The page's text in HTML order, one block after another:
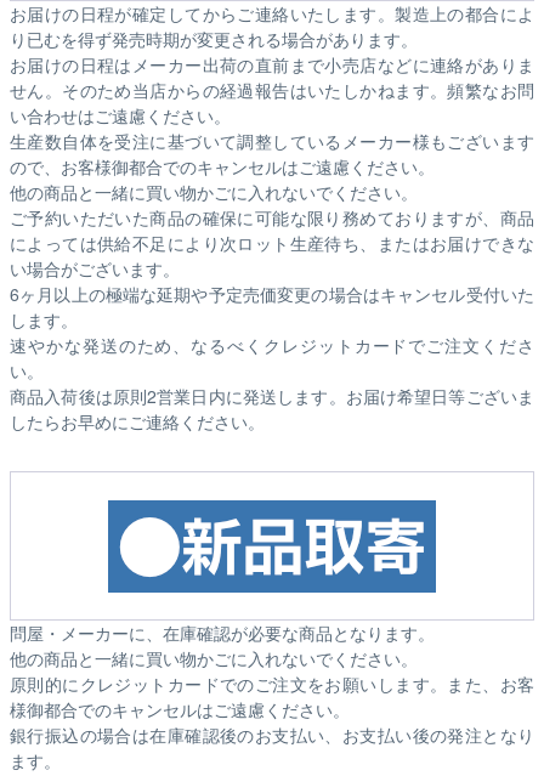
お届けの日程が確定してからご連絡いたします。製造上の都合によ
り已むを得ず発売時期が変更される場合があります。
お届けの日程はメーカー出荷の直前まで小売店などに連絡がありま
せん。そのため当店からの経過報告はいたしかねます。頻繁なお問
い合わせはご遠慮ください。
生産数自体を受注に基づいて調整しているメーカー様もございます
ので、お客様御都合でのキャンセルはご遠慮ください。
他の商品と一緒に買い物かごに入れないでください。
ご予約いただいた商品の確保に可能な限り務めておりますが、商品
によっては供給不足により次ロット生産待ち、またはお届けできな
い場合がございます。
6ヶ月以上の極端な延期や予定売価変更の場合はキャンセル受付いた
します。
速やかな発送のため、なるべくクレジットカードでご注文くださ
い。
商品入荷後は原則2営業日内に発送します。お届け希望日等ございま
したらお早めにご連絡ください。
問屋・メーカーに、在庫確認が必要な商品となります。
他の商品と一緒に買い物かごに入れないでください。
原則的にクレジットカードでのご注文をお願いします。また、お客
様御都合でのキャンセルはご遠慮ください。
銀行振込の場合は在庫確認後のお支払い、お支払い後の発注となり
ます。